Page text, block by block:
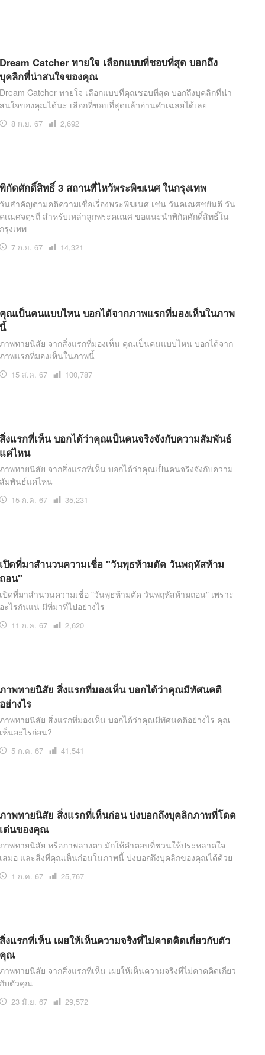
Dream Catcher ทายใจ เลือกแบบที่ชอบที่สุด บอกถึง
บุคลิกที่น่าสนใจของคุณ
Dream Catcher ทายใจ เลือกแบบที่คุณชอบที่สุด บอกถึงบุคลิกที่น่า
สนใจของคุณได้นะ เลือกที่ชอบที่สุดแล้วอ่านคำเฉลยได้เลย
8 ก.ย. 67
เปิด
2,692
พิกัดศักดิ์สิทธิ์ 3 สถานที่ไหว้พระพิฆเนศ ในกรุงเทพ
วันสำคัญตามคติความเชื่อเรื่องพระพิฆเนศ เช่น วันคเณศชยันตี วัน
คเณศจตุรถี สำหรับเหล่าลูกพระคเณศ ขอแนะนำพิกัดศักดิ์สิทธิ์ใน
กรุงเทพ
7 ก.ย. 67
เปิด
14,321
คุณเป็นคนแบบไหน บอกได้จากภาพแรกที่มองเห็นในภาพ
นี้
ภาพทายนิสัย จากสิ่งแรกที่มองเห็น คุณเป็นคนแบบไหน บอกได้จาก
ภาพแรกที่มองเห็นในภาพนี้
15 ส.ค. 67
เปิด
100,787
สิ่งแรกที่เห็น บอกได้ว่าคุณเป็นคนจริงจังกับความสัมพันธ์
แค่ไหน
ภาพทายนิสัย จากสิ่งแรกที่เห็น บอกได้ว่าคุณเป็นคนจริงจังกับความ
สัมพันธ์แค่ไหน
15 ก.ค. 67
เปิด
35,231
เปิดที่มาสำนวนความเชื่อ "วันพุธห้ามตัด วันพฤหัสห้าม
ถอน"
เปิดที่มาสำนวนความเชื่อ "วันพุธห้ามตัด วันพฤหัสห้ามถอน" เพราะ
อะไรกันแน่ มีที่มาที่ไปอย่างไร
11 ก.ค. 67
เปิด
2,620
ภาพทายนิสัย สิ่งแรกที่มองเห็น บอกได้ว่าคุณมีทัศนคติ
อย่างไร
ภาพทายนิสัย สิ่งแรกที่มองเห็น บอกได้ว่าคุณมีทัศนคติอย่างไร คุณ
เห็นอะไรก่อน?
5 ก.ค. 67
เปิด
41,541
ภาพทายนิสัย สิ่งแรกที่เห็นก่อน บ่งบอกถึงบุคลิกภาพที่โดด
เด่นของคุณ
ภาพทายนิสัย หรือภาพลวงตา มักให้คำตอบที่ชวนให้ประหลาดใจ
เสมอ และสิ่งที่คุณเห็นก่อนในภาพนี้ บ่งบอกถึงบุคลิกของคุณได้ด้วย
1 ก.ค. 67
เปิด
25,767
สิ่งแรกที่เห็น เผยให้เห็นความจริงที่ไม่คาดคิดเกี่ยวกับตัว
คุณ
ภาพทายนิสัย จากสิ่งแรกที่เห็น เผยให้เห็นความจริงที่ไม่คาดคิดเกี่ยว
กับตัวคุณ
23 มิ.ย. 67
เปิด
29,572